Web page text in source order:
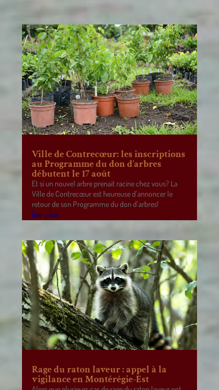
Ville de Contrecœur: les inscriptions
au Programme du don d’arbres
débutent le 17 août
Et si un nouvel arbre prenait racine chez vous? La
Ville de Contrecœur est heureuse d’annoncer le
retour de son Programme du don d’arbres!
lire plus
Rage du raton laveur : appel à la
vigilance en Montérégie-Est